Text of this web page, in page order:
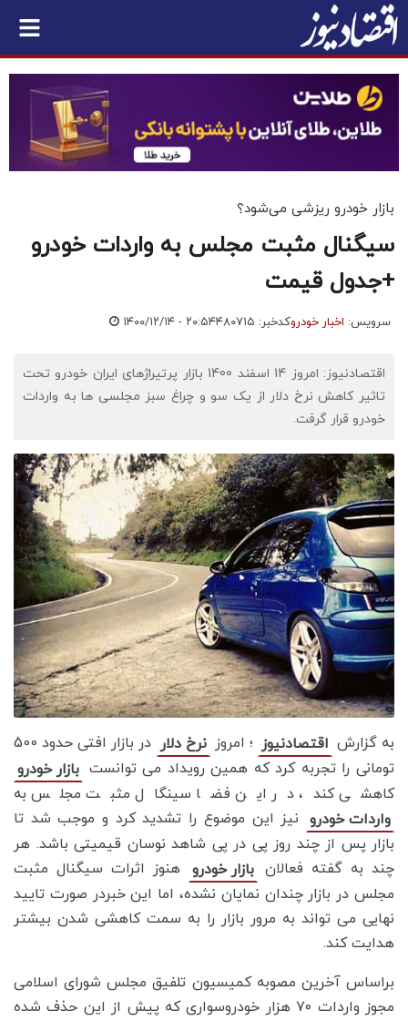
بازار خودرو ریزشی می‌شود؟
سیگنال مثبت مجلس به واردات خودرو
+جدول قیمت
سرویس: اخبار خودروکدخبر: ۴۸۰۷۱۵ ۱۴۰۰/۱۲/۱۴ - ۲۰:۵۴
اقتصادنیوز: امروز 14 اسفند 1400 بازار پرتیراژهای ایران خودرو تحت
تاثیر کاهش نرخ دلار از یک سو و چراغ سبز مجلسی ها به واردات
خودرو قرار گرفت.
به گزارش اقتصادنیوز ؛ امروز نرخ دلار
در بازار افتی حدود 500
تومانی را تجربه کرد که همین رویداد می توانست بازار خودرو
کاهشی کند، در این فضا سینگال مثبت مجلس به
واردات خودرو نیز این موضوع را تشدید کرد و موجب شد تا
بازار پس از چند روز پی در پی شاهد نوسان قیمیتی باشد. هر
چند به گفته فعالان بازار خودرو هنوز اثرات سیگنال مثبت
مجلس در بازار چندان نمایان نشده، اما این خبردر صورت تایید
نهایی می تواند به مرور بازار را به سمت کاهشی شدن بیشتر
هدایت کند.
براساس آخرین مصوبه کمیسیون تلفیق مجلس شورای اسلامی
مجوز واردات ۷۰ هزار خودروسواری که پیش از این حذف شده